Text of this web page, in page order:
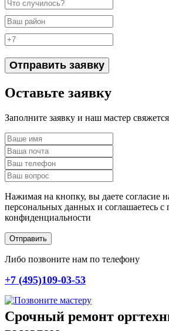
Отправить заявку
Оставьте заявку
Заполните заявку и наш мастер
Нажимая на кнопку, вы даете согласие
персональных данных и соглашаетесь c
конфиденциальности
Отправить
Либо позвоните нам по телефону
+7 (495)109-03-53
Срочный ремонт